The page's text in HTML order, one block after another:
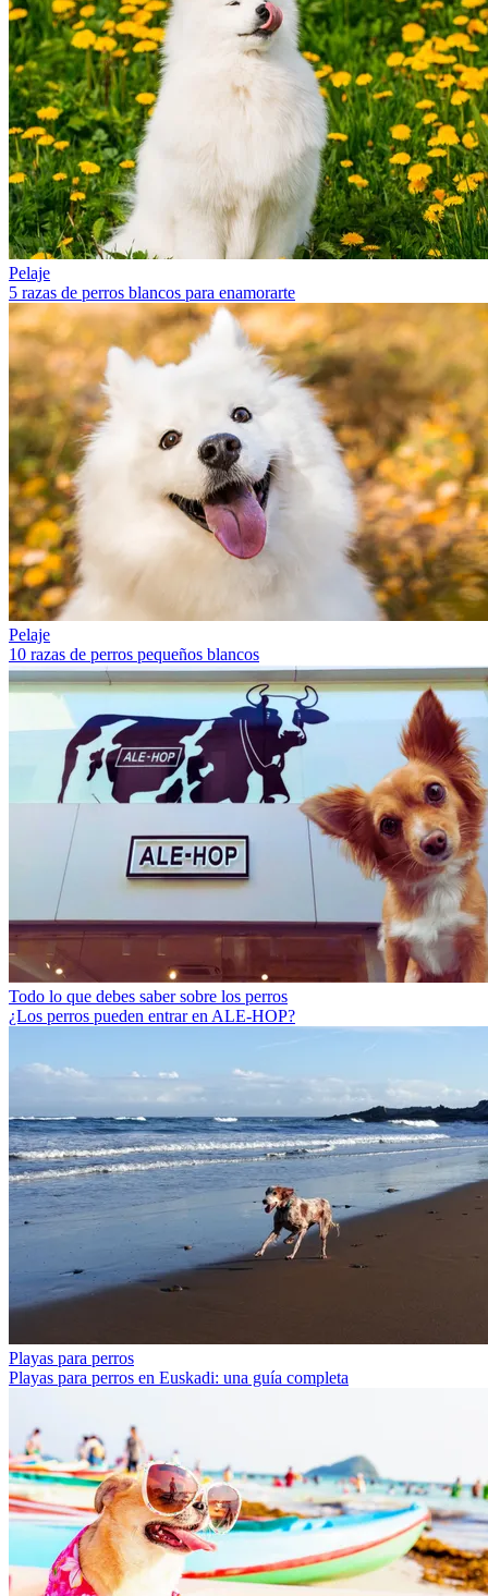
Pelaje
5 razas de perros blancos para enamorarte
Pelaje
10 razas de perros pequeños blancos
Todo lo que debes saber sobre los perros
¿Los perros pueden entrar en ALE-HOP?
Playas para perros
Playas para perros en Euskadi: una guía completa